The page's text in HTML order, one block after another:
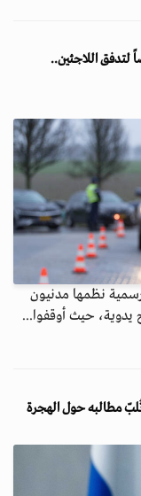
لتدفق اللاجئين..
رسمية نظمها مدنيون
حيث أوقفوا...
مطالبه حول الهجرة